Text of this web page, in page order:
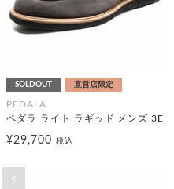
SOLDOUT 直営店限定
PEDALA
ペダラ ライト ラギッド メンズ 3E
¥29,700 税込
4